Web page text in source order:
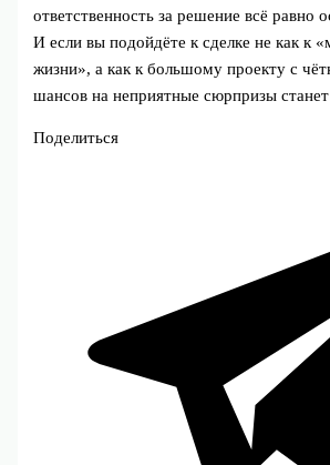
ответственность за решение всё равно
И если вы подойдёте к сделке не как к
жизни», а как к большому проекту с
шансов на неприятные сюрпризы
Поделиться